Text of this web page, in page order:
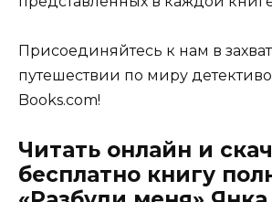
Присоединяйтесь к нам в
путешествии по миру
Books.com!
Читать онлайн и
бесплатно книгу